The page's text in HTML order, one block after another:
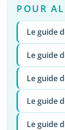
POUR
Le guide
Le guide
Le guide
Le guide
Le guide